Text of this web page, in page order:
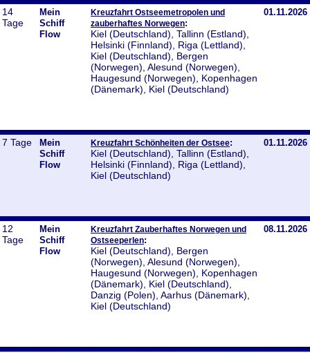
14
Tage
Mein
Schiff
Flow
Kreuzfahrt Ostseemetropolen und
zauberhaftes Norwegen:
Kiel (Deutschland), Tallinn (Estland),
Helsinki (Finnland), Riga (Lettland),
Kiel (Deutschland), Bergen
(Norwegen), Alesund (Norwegen),
Haugesund (Norwegen), Kopenhagen
(Dänemark), Kiel (Deutschland)
01.11.2026
7 Tage
Mein
Schiff
Flow
Kreuzfahrt Schönheiten der Ostsee:
Kiel (Deutschland), Tallinn (Estland),
Helsinki (Finnland), Riga (Lettland),
Kiel (Deutschland)
01.11.2026
12
Tage
Mein
Schiff
Flow
Kreuzfahrt Zauberhaftes Norwegen und
Ostseeperlen:
Kiel (Deutschland), Bergen
(Norwegen), Alesund (Norwegen),
Haugesund (Norwegen), Kopenhagen
(Dänemark), Kiel (Deutschland),
Danzig (Polen), Aarhus (Dänemark),
Kiel (Deutschland)
08.11.2026